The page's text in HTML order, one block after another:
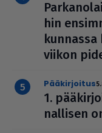
hin
kun­nassa
viikon
pääkirjoitus
1.
nal­li­sen